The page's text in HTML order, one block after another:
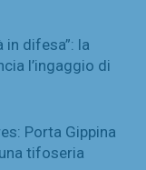
in difesa”: la
l’ingaggio di
Porta Gippina
tifoseria